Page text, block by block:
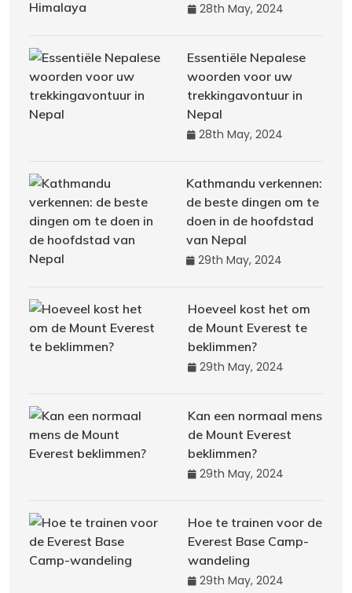
28th May, 2024
Essentiële Nepalese
woorden voor uw
trekkingavontuur in
Nepal
28th May, 2024
Kathmandu verkennen:
de beste dingen om te
doen in de hoofdstad
van Nepal
29th May, 2024
Hoeveel kost het om
de Mount Everest te
beklimmen?
29th May, 2024
Kan een normaal mens
de Mount Everest
beklimmen?
29th May, 2024
Hoe te trainen voor de
Everest Base Camp-
wandeling
29th May, 2024